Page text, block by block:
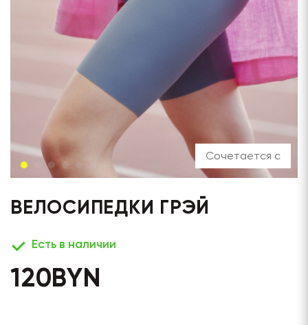
Сочетается с
ВЕЛОСИПЕДКИ ГРЭЙ
Есть в наличии
120BYN